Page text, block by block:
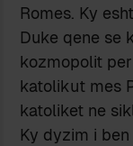
Romes. Ky
Duke qene se
kozmopolit
katolikut mes
katoliket ne
Ky dyzim i